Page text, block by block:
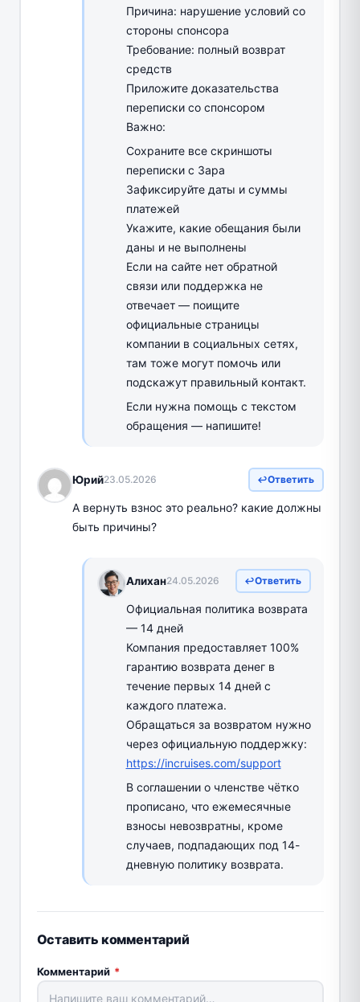
Причина: нарушение условий со
стороны спонсора
Требование: полный возврат
средств
Приложите доказательства
переписки со спонсором
Важно:
Сохраните все скриншоты
переписки с Зара
Зафиксируйте даты и суммы
платежей
Укажите, какие обещания были
даны и не выполнены
Если на сайте нет обратной
связи или поддержка не
отвечает — поищите
официальные страницы
компании в социальных сетях,
там тоже могут помочь или
подскажут правильный контакт.
Если нужна помощь с текстом
обращения — напишите!
Юрий23.05.2026 Ответить
А вернуть взнос это реально? какие должны
быть причины?
Алихан24.05.2026 Ответить
Официальная политика возврата
— 14 дней
Компания предоставляет 100%
гарантию возврата денег в
течение первых 14 дней с
каждого платежа.
Обращаться за возвратом нужно
через официальную поддержку:
https://incruises.com/support
В соглашении о членстве чётко
прописано, что ежемесячные
взносы невозвратны, кроме
случаев, подпадающих под 14-
дневную политику возврата.
Оставить комментарий
Комментарий *